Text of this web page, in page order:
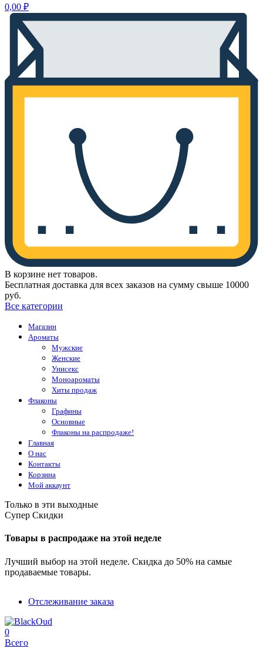
0,00 ₽
В корзине нет товаров.
Бесплатная доставка для всех заказов на сумму свыше 10000
руб.
Все категории
Магазин
Ароматы
Мужские
Женские
Унисекс
Моноароматы
Хиты продаж
Флаконы
Графины
Основные
Флаконы на распродаже!
Главная
О нас
Контакты
Корзина
Мой аккаунт
Только в эти выходные
Супер Скидки
Товары в распродаже на этой неделе
Лучший выбор на этой неделе. Скидка до 50% на самые
продаваемые товары.
Отслеживание заказа
0
Всего